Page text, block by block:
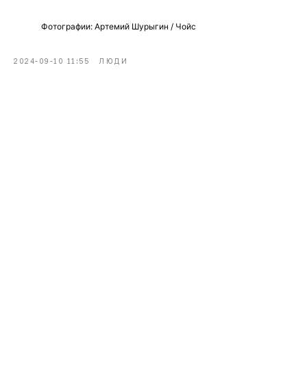
Фотографии: Артемий Шурыгин / Чойс
2024-09-10 11:55 ЛЮДИ